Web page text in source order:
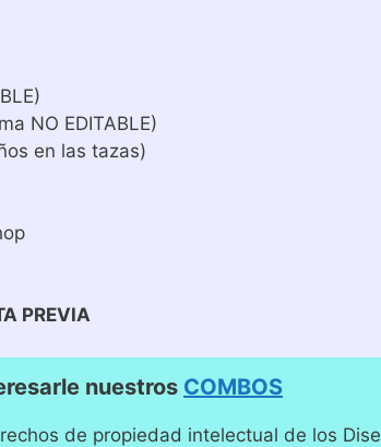
NO EDITABLE)
en las tazas)
PREVIA
nuestros COMBOS
de propiedad intelectual de los